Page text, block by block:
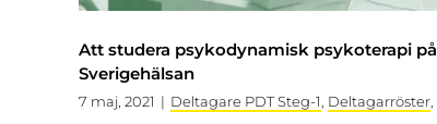
Att studera psykodynamisk psykoterapi på
Sverigehälsan
7 maj, 2021 | Deltagare PDT Steg-1 Deltagarröster